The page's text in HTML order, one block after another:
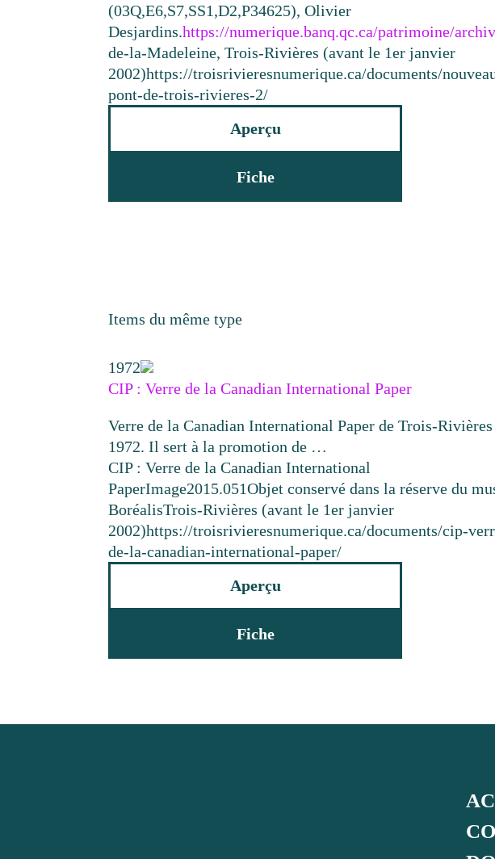
(03Q,E6,S7,SS1,D2,P34625), Olivier
Desjardins.https://numerique.banq.qc.ca/patrimoine/
de-la-Madeleine, Trois-Rivières (avant le 1er janvier
2002)https://troisrivieresnumerique.ca/documents/
pont-de-trois-rivieres-2/
Aperçu
Fiche
Items du même type
1972
CIP : Verre de la Canadian International Paper
Verre de la Canadian International Paper de Trois-Rivières
1972. Il sert à la promotion de …
CIP : Verre de la Canadian International
PaperImage2015.051Objet conservé dans la réserve du
BoréalisTrois-Rivières (avant le 1er janvier
2002)https://troisrivieresnumerique.ca/documents/cip-
de-la-canadian-international-paper/
Aperçu
Fiche